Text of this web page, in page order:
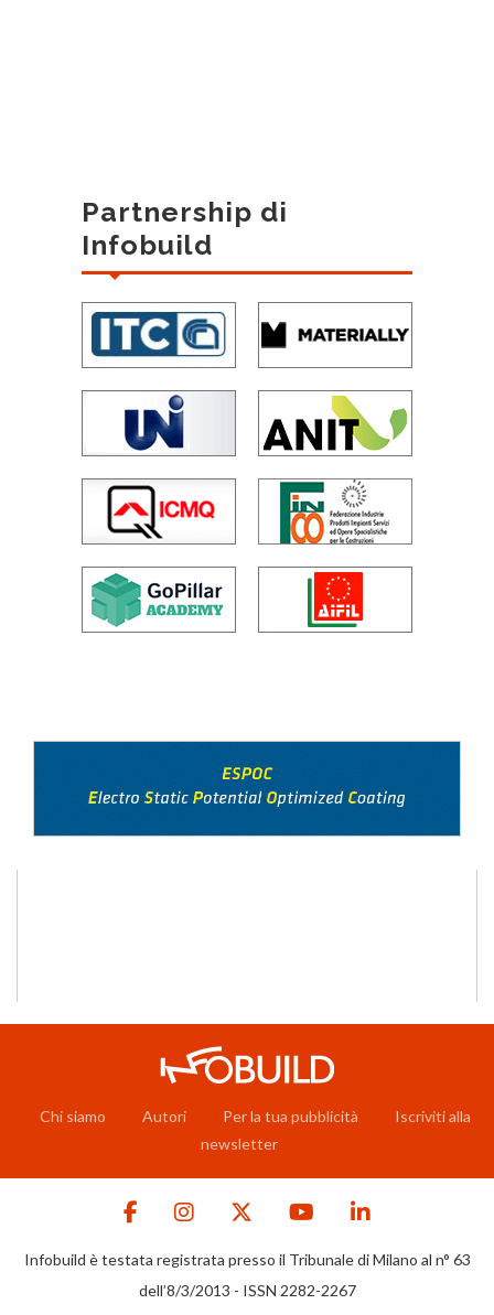
Partnership di
Infobuild
Chi siamo Autori Per la tua pubblicità
Iscriviti alla
newsletter
Infobuild è testata registrata presso il Tribunale di Milano al n° 63
dell’8/3/2013 - ISSN 2282-2267